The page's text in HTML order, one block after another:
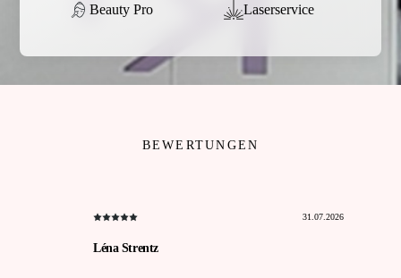
Beauty Pro Laserservice
BEWERTUNGEN
31.07.2026
Léna Strentz